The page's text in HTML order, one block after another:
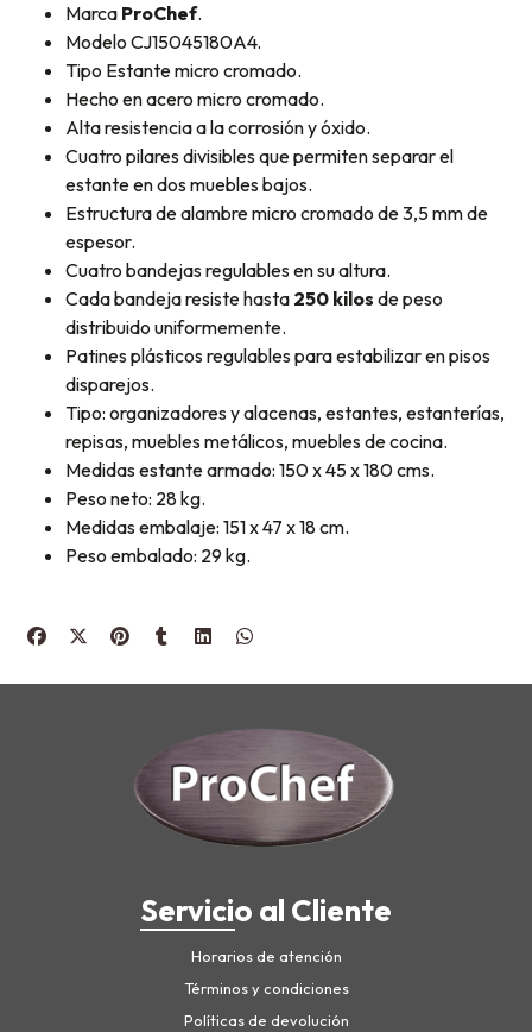
Marca ProChef.
Modelo CJ15045180A4.
Tipo Estante micro cromado.
Hecho en acero micro cromado.
Alta resistencia a la corrosión y óxido.
Cuatro pilares divisibles que permiten separar el
estante en dos muebles bajos.
Estructura de alambre micro cromado de 3,5 mm de
espesor.
Cuatro bandejas regulables en su altura.
Cada bandeja resiste hasta 250 kilos de peso
distribuido uniformemente.
Patines plásticos regulables para estabilizar en pisos
disparejos.
Tipo: organizadores y alacenas, estantes, estanterías,
repisas, muebles metálicos, muebles de cocina.
Medidas estante armado: 150 x 45 x 180 cms.
Peso neto: 28 kg.
Medidas embalaje: 151 x 47 x 18 cm.
Peso embalado: 29 kg.
Servicio al Cliente
Horarios de atención
Términos y condiciones
Políticas de devolución